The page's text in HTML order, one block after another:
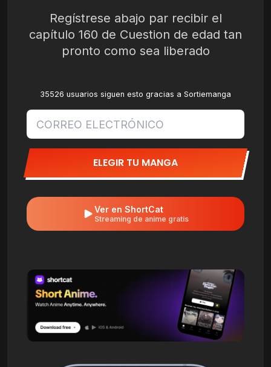
Regístrese abajo par recibir el
capítulo 160 de Cuestion de edad tan
pronto como sea liberado
35526 usuarios siguen esto gracias a Sortiemanga
ELEGIR TU MANGA
Ver en ShortCat
Streaming de anime gratis